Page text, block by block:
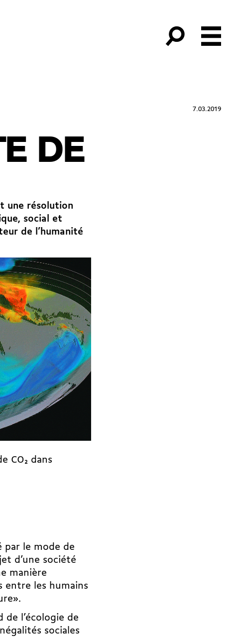
7.03.2019
DE
une résolution
social et
de l’humanité
CO2 dans
par le mode de
d’une société
manière
entre les humains
de l’écologie de
sociales